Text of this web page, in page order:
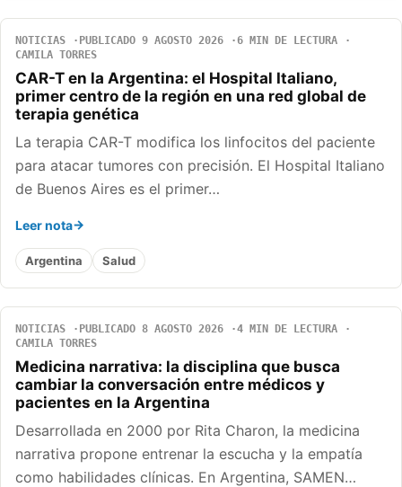
NOTICIAS PUBLICADO 9 AGOSTO 2026
6 MIN DE LECTURA
CAMILA TORRES
CAR-T en la Argentina: el Hospital Italiano,
primer centro de la región en una red global de
terapia genética
La terapia CAR-T modifica los linfocitos del paciente
para atacar tumores con precisión. El Hospital Italiano
de Buenos Aires es el primer…
Leer nota
Argentina Salud
NOTICIAS PUBLICADO 8 AGOSTO 2026
4 MIN DE LECTURA
CAMILA TORRES
Medicina narrativa: la disciplina que busca
cambiar la conversación entre médicos y
pacientes en la Argentina
Desarrollada en 2000 por Rita Charon, la medicina
narrativa propone entrenar la escucha y la empatía
como habilidades clínicas. En Argentina, SAMEN…